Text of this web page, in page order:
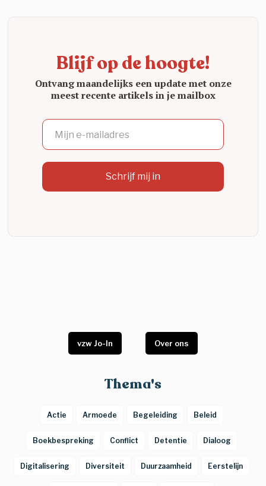
Blijf op de hoogte!
Ontvang maandelijks een update met onze
meest recente artikels in je mailbox
Thema's
Actie Armoede Begeleiding Beleid
Boekbespreking Conflict Detentie Dialoog
Digitalisering Diversiteit Duurzaamheid Eerstelijn
vzw Jo-In Over ons